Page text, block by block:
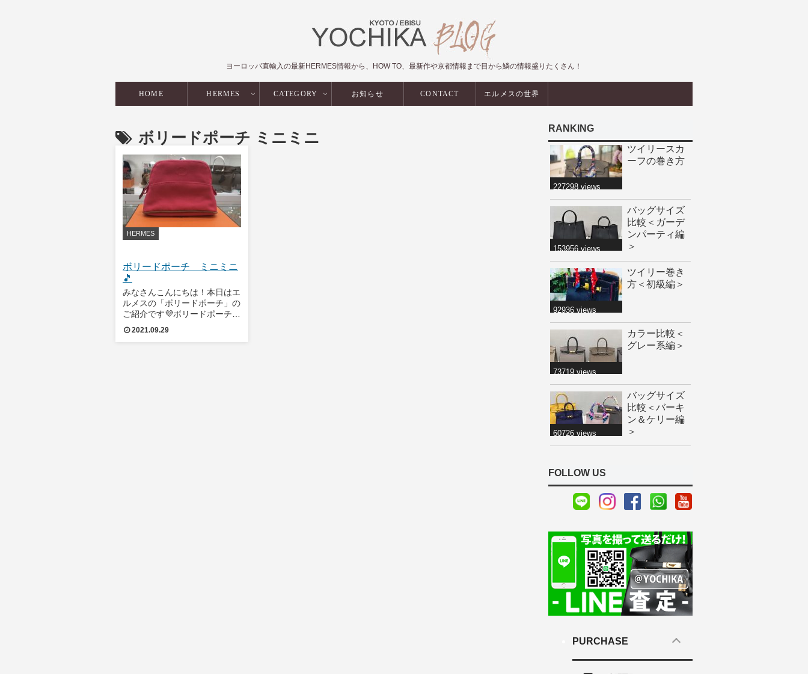
ヨーロッパ直輸入の最新HERMES情報から、HOW TO、最新作や京都情報まで目から鱗の情報盛りたくさん！
HOME HERMES CATEGORY お知らせ CONTACT エルメスの世界
ボリードポーチ ミニミニ
HERMES
ボリードポーチ ミニミニ
🎵
みなさんこんにちは！本日はエ
ルメスの「ボリードポーチ」の
ご紹介です💜ボリードポーチ
は、バッグのボリードを元に作
られたポーチです。バーキンや
2021.09.29
RANKING
ツイリースカ
ーフの巻き方
227298 views
バッグサイズ
比較＜ガーデ
ンパーティ編
＞
153956 views
ツイリー巻き
方＜初級編＞
92936 views
カラー比較＜
グレー系編＞
73719 views
バッグサイズ
比較＜バーキ
ン＆ケリー編
＞
60726 views
FOLLOW US
PURCHASE